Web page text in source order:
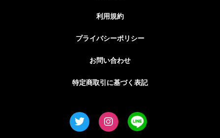
利用規約
プライバシーポリシー
お問い合わせ
特定商取引に基づく表記